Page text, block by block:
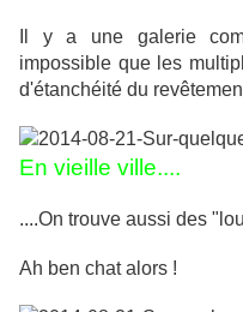
Il y a une galerie
impossible que les
d'étanchéité du
En vieille ville....
....On trouve aussi des
Ah ben chat alors !